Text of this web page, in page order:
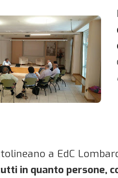
a EdC
in quanto persone,